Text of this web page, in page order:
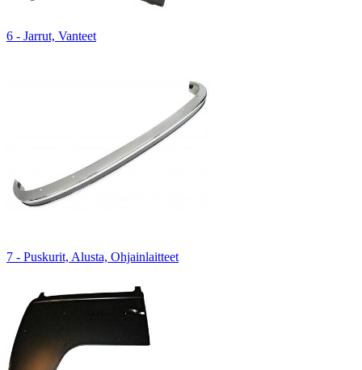
6 - Jarrut, Vanteet
7 - Puskurit, Alusta, Ohjainlaitteet